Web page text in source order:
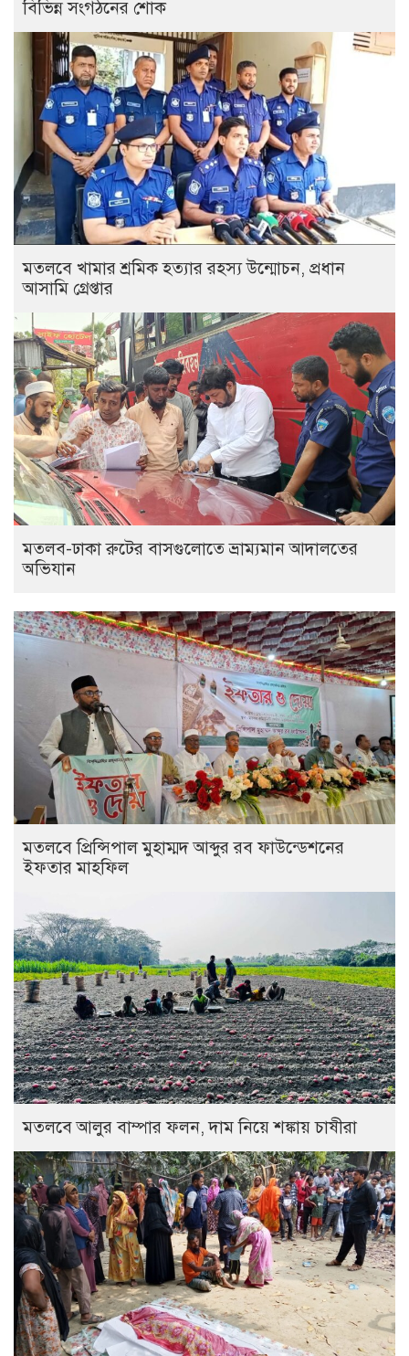
বিভিন্ন সংগঠনের শোক
মতলবে খামার শ্রমিক হত্যার রহস্য উন্মোচন, প্রধান
আসামি গ্রেপ্তার
মতলব-ঢাকা রুটের বাসগুলোতে ভ্রাম্যমান আদালতের
অভিযান
মতলবে প্রিন্সিপাল মুহাম্মদ আব্দুর রব ফাউন্ডেশনের
ইফতার মাহফিল
মতলবে আলুর বাম্পার ফলন, দাম নিয়ে শঙ্কায় চাষীরা